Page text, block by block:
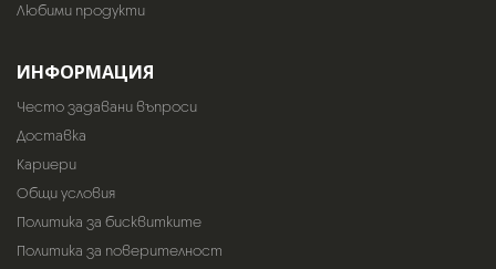
Любими продукти
ИНФОРМАЦИЯ
Често задавани въпроси
Доставка
Кариери
Общи условия
Политика за бисквитките
Политика за поверителност